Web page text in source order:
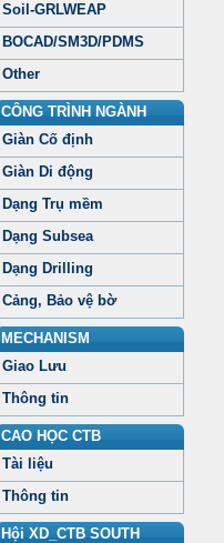
Soil-GRLWEAP
BOCAD/SM3D/PDMS
Other
CÔNG TRÌNH NGÀNH
Giàn Cố định
Giàn Di động
Dạng Trụ mềm
Dạng Subsea
Dạng Drilling
Cảng, Bảo vệ bờ
MECHANISM
Giao Lưu
Thông tin
CAO HỌC CTB
Tài liệu
Thông tin
Hội XD_CTB SOUTH